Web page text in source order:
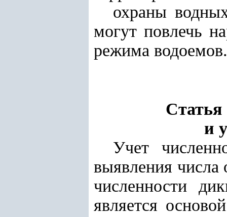
охраны
могут повлечь
режима водоемов.
и
Учет
выявления
численности
является